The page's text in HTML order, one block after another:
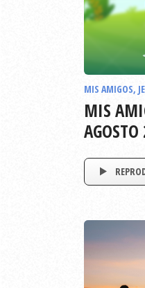
MIS AMIGOS,
MIS